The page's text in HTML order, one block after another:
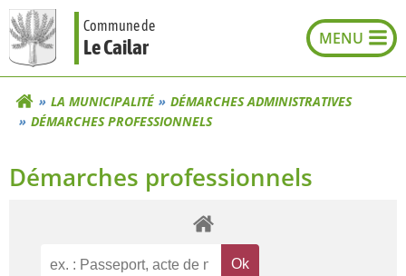
Aller
au
contenu
Commune de
Le Cailar
LA MUNICIPALITÉ
DÉMARCHES ADMINISTRATIVES
DÉMARCHES PROFESSIONNELS
Démarches professionnels